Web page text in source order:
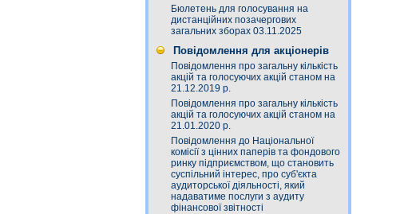
Бюлетень для голосування на
дистанційних позачергових
загальних зборах 03.11.2025
Повідомлення для акціонерів
Повідомлення про загальну кількість
акцій та голосуючих акцій станом на
21.12.2019 р.
Повідомлення про загальну кількість
акцій та голосуючих акцій станом на
21.01.2020 р.
Повідомлення до Національної
комісії з цінних паперів та фондового
ринку підприємством, що становить
суспільний інтерес, про суб'єкта
аудиторської діяльності, який
надаватиме послуги з аудиту
фінансової звітності